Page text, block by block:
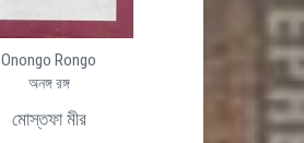
Onongo Rongo
অনঙ্গ রঙ্গ
মোস্তফা মীর